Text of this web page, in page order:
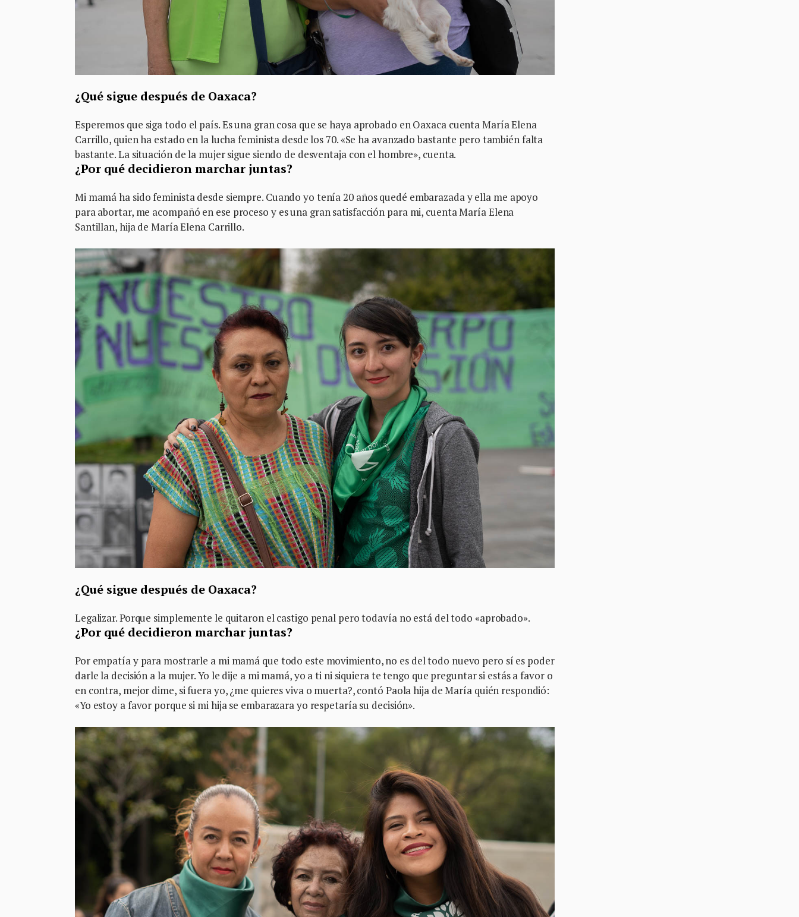
¿Qué sigue después de Oaxaca?
Esperemos que siga todo el país. Es una gran cosa que se haya aprobado en Oaxaca cuenta María Elena
Carrillo, quien ha estado en la lucha feminista desde los 70. «Se ha avanzado bastante pero también falta
bastante. La situación de la mujer sigue siendo de desventaja con el hombre», cuenta.
¿Por qué decidieron marchar juntas?
Mi mamá ha sido feminista desde siempre. Cuando yo tenía 20 años quedé embarazada y ella me apoyo
para abortar, me acompañó en ese proceso y es una gran satisfacción para mi, cuenta María Elena
Santillan, hija de María Elena Carrillo.
¿Qué sigue después de Oaxaca?
Legalizar. Porque simplemente le quitaron el castigo penal pero todavía no está del todo «aprobado».
¿Por qué decidieron marchar juntas?
Por empatía y para mostrarle a mi mamá que todo este movimiento, no es del todo nuevo pero sí es poder
darle la decisión a la mujer. Yo le dije a mi mamá, yo a ti ni siquiera te tengo que preguntar si estás a favor o
en contra, mejor dime, si fuera yo, ¿me quieres viva o muerta?, contó Paola hija de María quién respondió:
«Yo estoy a favor porque si mi hija se embarazara yo respetaría su decisión».